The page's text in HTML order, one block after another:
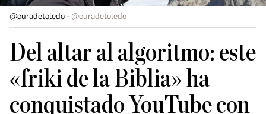
@curadetoledo @curadetoledo
Del altar al algoritmo: este
«friki de la Biblia» ha
conquistado YouTube con